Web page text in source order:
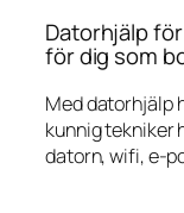
Datorhjälp
för dig som
Med datorhjälp
kunnig tekniker
datorn, wifi, e-